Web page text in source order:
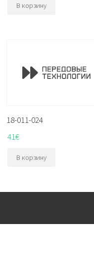
В корзину
18-011-024
41€
В корзину